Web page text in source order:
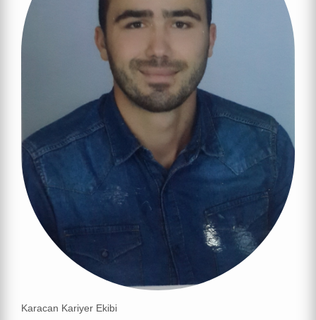
Karacan Kariyer Ekibi